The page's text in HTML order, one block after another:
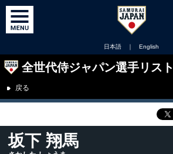
日本語 ｜ English
全世代侍ジャパン選手リスト
戻る
坂下 翔馬